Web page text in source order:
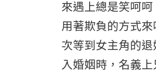
來遇上總是笑呵
用著欺負的方式
次等到女主角的
入婚姻時，名義